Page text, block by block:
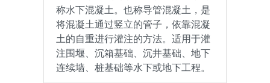
称水下混凝土。也称导管混凝土，是
将混凝土通过竖立的管子，依靠混凝
土的自重进行灌注的方法。适用于灌
注围堰、沉箱基础、沉井基础、地下
连续墙、桩基础等水下或地下工程。